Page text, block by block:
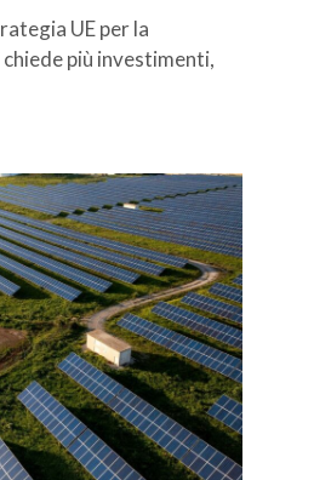
UE per la
più investimenti,